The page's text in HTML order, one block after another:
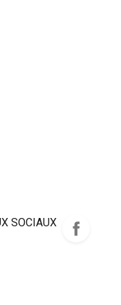
SOCIAUX